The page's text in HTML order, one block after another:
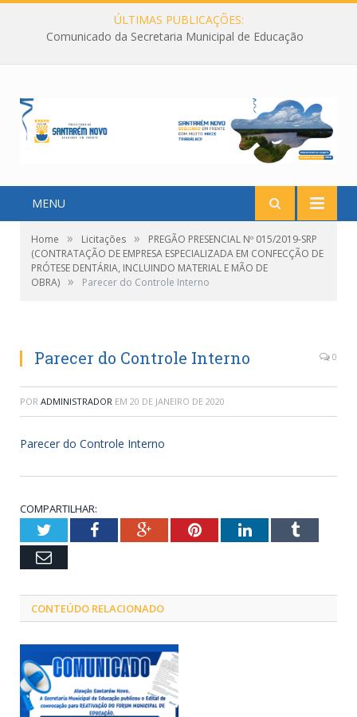
ÚLTIMAS PUBLICAÇÕES:
Comunicado da Secretaria Municipal de Educação
MENU
Home » Licitações »
PREGÃO PRESENCIAL Nº 015/2019-SRP
(CONTRATAÇÃO DE EMPRESA ESPECIALIZADA EM CONFECÇÃO DE
PRÓTESE DENTÁRIA, INCLUINDO MATERIAL E MÃO DE
OBRA) » Parecer do Controle Interno
Parecer do Controle Interno 0
POR ADMINISTRADOR EM 20 DE JANEIRO DE 2020
Parecer do Controle Interno
COMPARTILHAR:
TwitterFacebookGoogle+PinterestLinkedInTumblr
Email
CONTEÚDO RELACIONADO